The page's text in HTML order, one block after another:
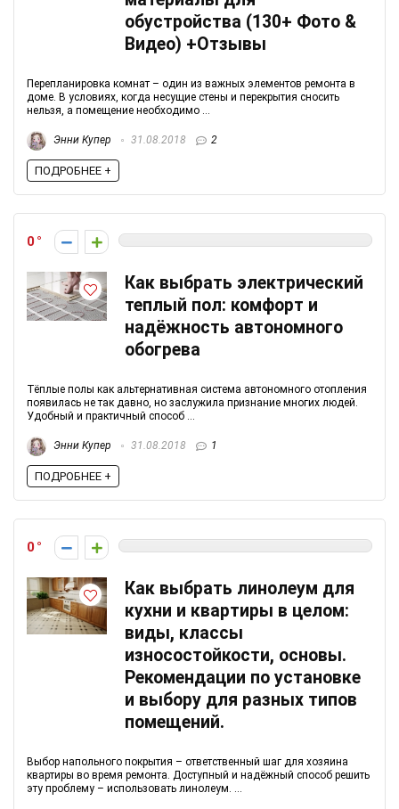
обустройства (130+ Фото &
Видео) +Отзывы
Перепланировка комнат – один из важных элементов ремонта в
доме. В условиях, когда несущие стены и перекрытия сносить
нельзя, а помещение необходимо ...
Энни Купер 31.08.2018 2
ПОДРОБНЕЕ +
0
Как выбрать электрический
теплый пол: комфорт и
надёжность автономного
обогрева
Тёплые полы как альтернативная система автономного отопления
появилась не так давно, но заслужила признание многих людей.
Удобный и практичный способ ...
Энни Купер 31.08.2018 1
ПОДРОБНЕЕ +
0
Как выбрать линолеум для
кухни и квартиры в целом:
виды, классы
износостойкости, основы.
Рекомендации по установке
и выбору для разных типов
помещений.
Выбор напольного покрытия – ответственный шаг для хозяина
квартиры во время ремонта. Доступный и надёжный способ решить
эту проблему – использовать линолеум. ...